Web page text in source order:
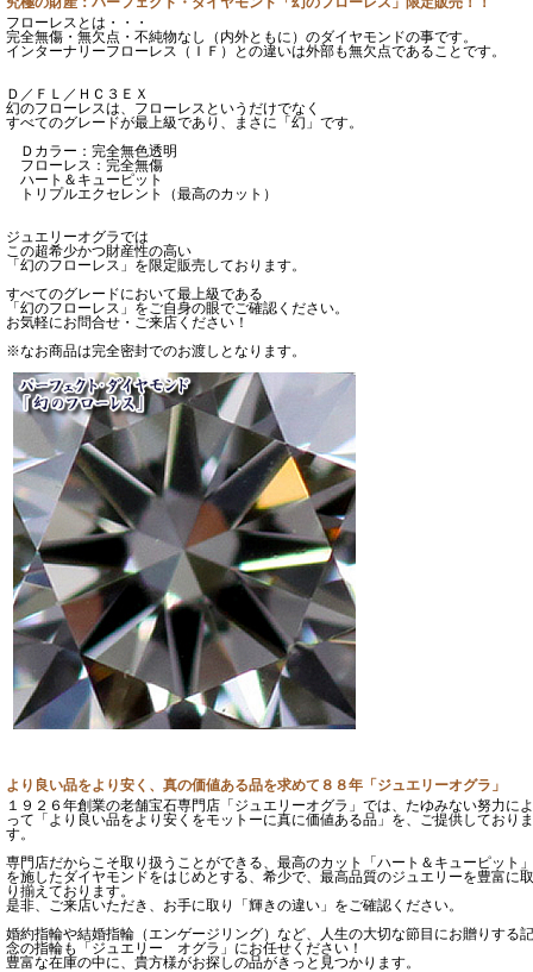
フローレスとは・・・
完全無傷・無欠点・不純物なし（内外ともに）のダイヤモンドの事です。
インターナリーフローレス（ＩＦ）との違いは外部も無欠点であることです。
Ｄ／ＦＬ／ＨＣ３ＥＸ
幻のフローレスは、フローレスというだけでなく
すべてのグレードが最上級であり、まさに「幻」です。
Ｄカラー：完全無色透明
フローレス：完全無傷
ハート＆キューピット
トリプルエクセレント（最高のカット）
ジュエリーオグラでは
この超希少かつ財産性の高い
「幻のフローレス」を限定販売しております。
すべてのグレードにおいて最上級である
「幻のフローレス」をご自身の眼でご確認ください。
お気軽にお問合せ・ご来店ください！
※なお商品は完全密封でのお渡しとなります。
より良い品をより安く、真の価値ある品を求めて８８年「ジュエリーオグラ」
１９２６年創業の老舗宝石専門店「ジュエリーオグラ」では、たゆみない努力によ
って「より良い品をより安くをモットーに真に価値ある品」を、ご提供しておりま
す。
専門店だからこそ取り扱うことができる、最高のカット「ハート＆キューピット」
を施したダイヤモンドをはじめとする、希少で、最高品質のジュエリーを豊富に取
り揃えております。
是非、ご来店いただき、お手に取り「輝きの違い」をご確認ください。
婚約指輪や結婚指輪（エンゲージリング）など、人生の大切な節目にお贈りする記
念の指輪も「ジュエリー オグラ」にお任せください！
豊富な在庫の中に、貴方様がお探しの品がきっと見つかります。